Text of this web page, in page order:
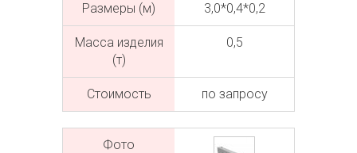
Размеры (м) 3,0*0,4*0,2
Масса изделия
(т)
0,5
Cтоимость по запросу
Фото